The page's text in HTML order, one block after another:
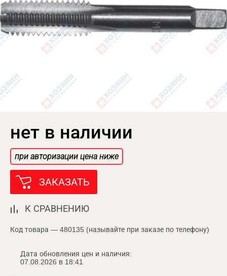
нет в наличии
при авторизации цена ниже
ЗАКАЗАТЬ
К СРАВНЕНИЮ
Код товара — 480135 (называйте при заказе по телефону)
Дата обновления цен и наличия:
07.08.2026 в 18:41